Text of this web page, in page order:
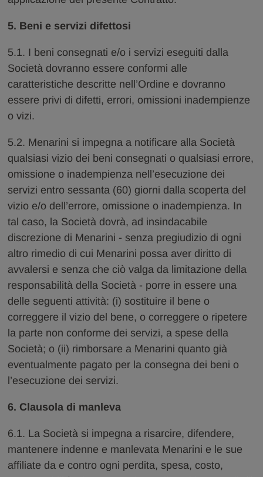
5. Beni e servizi difettosi
5.1. I beni consegnati e/o i servizi eseguiti dalla
Società dovranno essere conformi alle
caratteristiche descritte nell’Ordine e dovranno
essere privi di difetti, errori, omissioni inadempienze
o vizi.
5.2. Menarini si impegna a notificare alla Società
qualsiasi vizio dei beni consegnati o qualsiasi errore,
omissione o inadempienza nell’esecuzione dei
servizi entro sessanta (60) giorni dalla scoperta del
vizio e/o dell’errore, omissione o inadempienza. In
tal caso, la Società dovrà, ad insindacabile
discrezione di Menarini - senza pregiudizio di ogni
altro rimedio di cui Menarini possa aver diritto di
avvalersi e senza che ciò valga da limitazione della
responsabilità della Società - porre in essere una
delle seguenti attività: (i) sostituire il bene o
correggere il vizio del bene, o correggere o ripetere
la parte non conforme dei servizi, a spese della
Società; o (ii) rimborsare a Menarini quanto già
eventualmente pagato per la consegna dei beni o
l’esecuzione dei servizi.
6. Clausola di manleva
6.1. La Società si impegna a risarcire, difendere,
mantenere indenne e manlevata Menarini e le sue
affiliate da e contro ogni perdita, spesa, costo,